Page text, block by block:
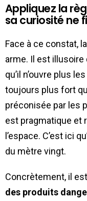
Appliquez la
sa curiosité ne
Face à ce constat,
arme. Il est illusoire
qu’il n’ouvre plus
toujours plus fort
préconisée par les
est pragmatique et
l’espace. C’est ici
du mètre vingt.
Concrètement, il
des produits